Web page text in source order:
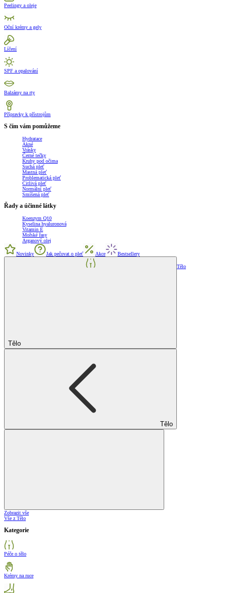
Peelingy a oleje
Oční krémy a gely
Líčení
SPF a opalování
Balzámy na rty
Přípravky k přístrojům
S čím vám pomůžeme
Hydratace
Akné
Vrásky
Černé tečky
Kruhy pod očima
Suchá pleť
Mastná pleť
Problematická pleť
Citlivá pleť
Normální pleť
Smíšená pleť
Řady a účinné látky
Koenzym Q10
Kyselina hyaluronová
Vitamin E
Mořské řasy
Arganový olej
Novinky Jak pečovat o pleť Akce Bestsellery
Tělo
Tělo
Tělo
Zobrazit vše
Vše z Tělo
Kategorie
Péče o tělo
Krémy na ruce